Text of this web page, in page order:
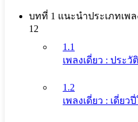
บทที่ 1 แนะนำประเภทเพล
12
1.1
เพลงเดี่ยว : ประวัติ
1.2
เพลงเดี่ยว : เดี่ยว